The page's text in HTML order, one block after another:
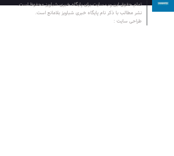
تمام حقوق این وب سایت برای پایگاه خبری شباویز محفوظ است.
نشر مطالب با ذکر نام پایگاه خبری شباویز بلامانع است.
طراحی سایت :